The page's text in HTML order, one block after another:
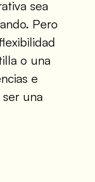
sea
Pero
o una
e
una